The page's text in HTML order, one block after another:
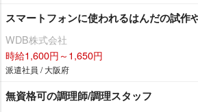
スマートフォンに使われるはんだの試作
WDB株式会社
時給1,600円～1,650円
派遣社員 / 大阪府
無資格可の調理師/調理スタッフ